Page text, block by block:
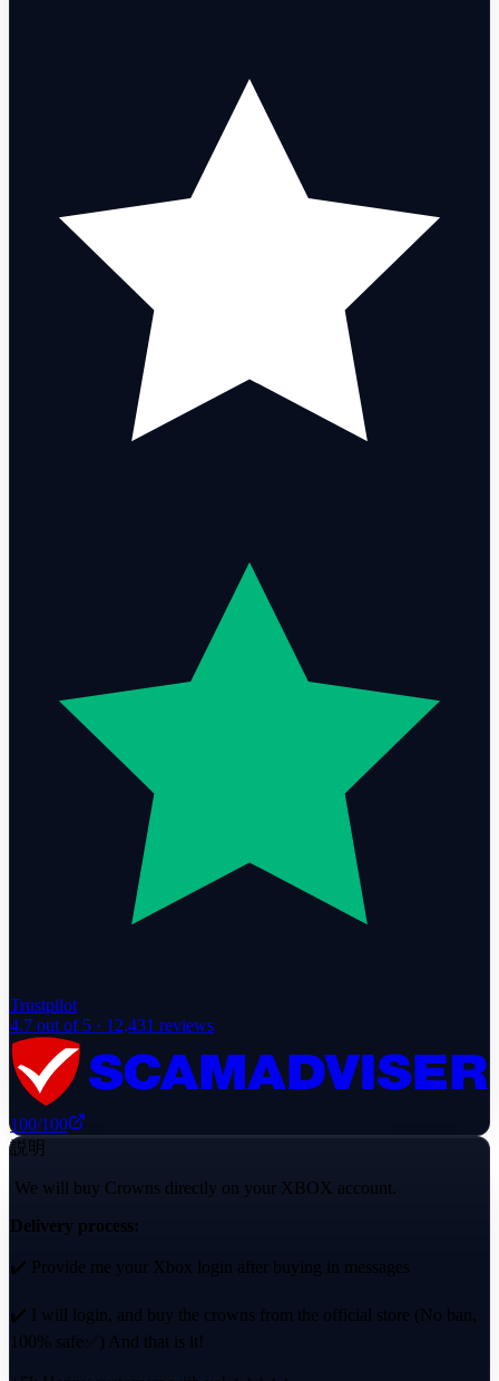
Trustpilot
4.7 out of 5 · 12,431 reviews
100/100
説明
We will buy Crowns directly on your XBOX account.
Delivery process:
✔️ Provide me your Xbox login after buying in messages
✔️ I will login, and buy the crowns from the official store (No ban,
100% safe✅) And that is it!